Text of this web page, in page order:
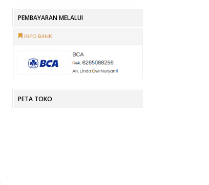
PEMBAYARAN MELALUI
PETA TOKO